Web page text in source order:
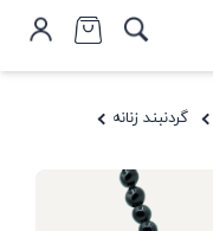
گردنبند زنانه